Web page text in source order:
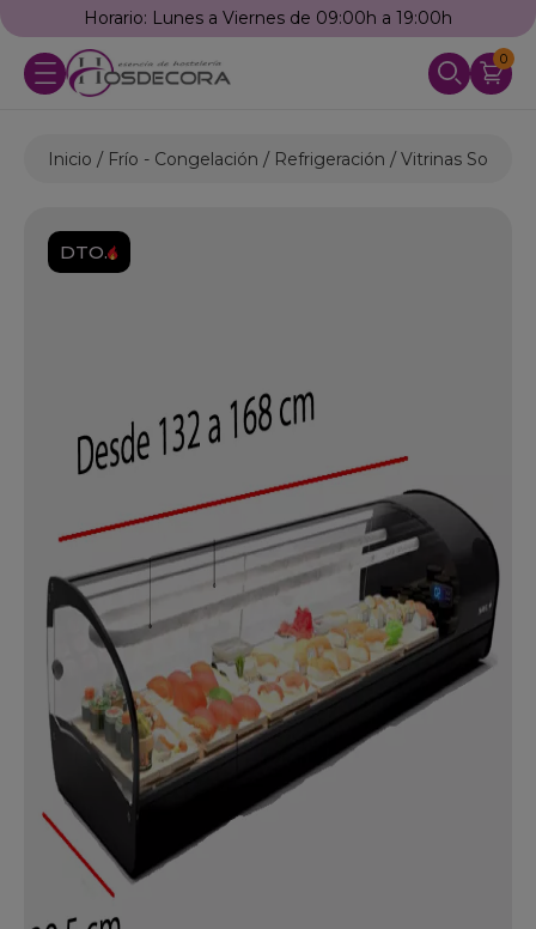
Horario: Lunes a Viernes de 09:00h a 19:00h
0
Inicio Frío - Congelación Refrigeración Vitrinas
DTO.